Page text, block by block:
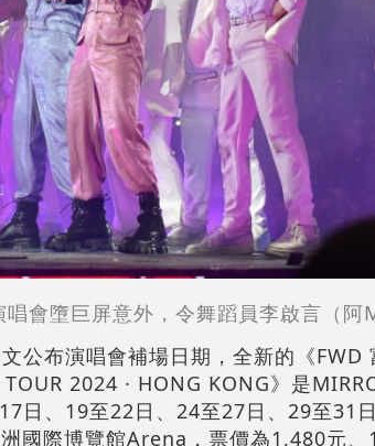
會墮巨屏意外，令舞蹈員李啟言（阿
公布演唱會補場日期，全新的《FWD
TOUR 2024 · HONG KONG》是
日、19至22日、24至27日、29至31
國際博覽館Arena，票價為1,480元